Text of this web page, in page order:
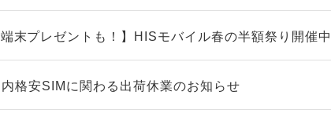
末プレゼントも！】HISモバイル春の半額祭り開催
格安SIMに関わる出荷休業のお知らせ